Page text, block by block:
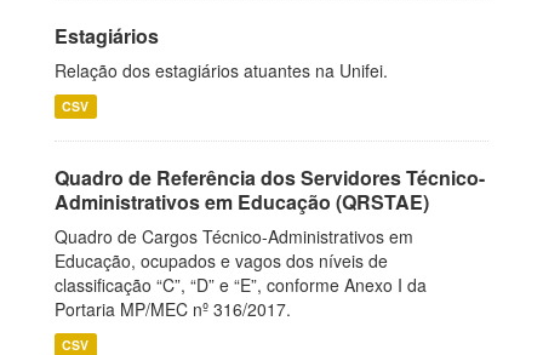
Estagiários
Relação dos estagiários atuantes na Unifei.
CSV
Quadro de Referência dos Servidores Técnico-
Administrativos em Educação (QRSTAE)
Quadro de Cargos Técnico-Administrativos em
Educação, ocupados e vagos dos níveis de
classificação “C”, “D” e “E”, conforme Anexo I da
Portaria MP/MEC nº 316/2017.
CSV